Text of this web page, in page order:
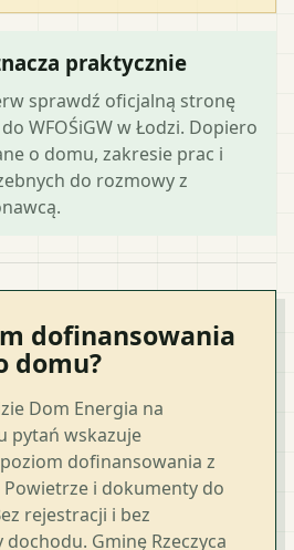
praktycznie
sprawdź oficjalną stronę
WFOŚiGW w Łodzi. Dopiero
o domu, zakresie prac i
do rozmowy z
dofinansowania
domu?
Dom Energia na
pytań wskazuje
dofinansowania z
i dokumenty do
rejestracji i bez
Gminę Rzeczyca